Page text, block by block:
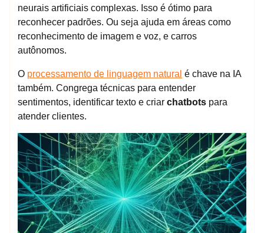
neurais artificiais complexas. Isso é ótimo para
reconhecer padrões. Ou seja ajuda em áreas como
reconhecimento de imagem e voz, e carros
autônomos.
O processamento de linguagem natural é chave na IA
também. Congrega técnicas para entender
sentimentos, identificar texto e criar chatbots para
atender clientes.